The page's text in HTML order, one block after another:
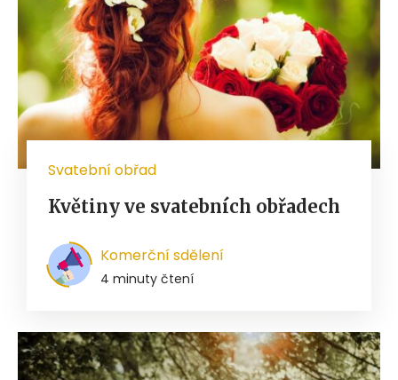
Svatební obřad
Květiny ve svatebních obřadech
Komerční sdělení
4 minuty čtení